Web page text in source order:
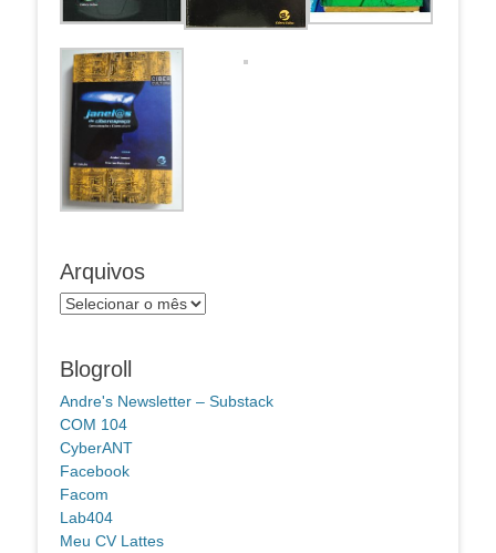
Arquivos
Arquivos
Blogroll
Andre's Newsletter – Substack
COM 104
CyberANT
Facebook
Facom
Lab404
Meu CV Lattes